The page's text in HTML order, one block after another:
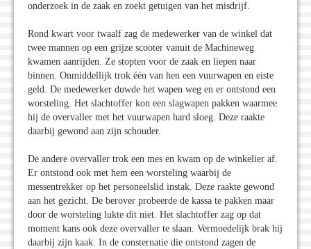
onderzoek in de zaak en zoekt getuigen van het misdrijf.
Rond kwart voor twaalf zag de medewerker van de winkel dat
twee mannen op een grijze scooter vanuit de Machineweg
kwamen aanrijden. Ze stopten voor de zaak en liepen naar
binnen. Onmiddellijk trok één van hen een vuurwapen en eiste
geld. De medewerker duwde het wapen weg en er ontstond een
worsteling. Het slachtoffer kon een slagwapen pakken waarmee
hij de overvaller met het vuurwapen hard sloeg. Deze raakte
daarbij gewond aan zijn schouder.
De andere overvaller trok een mes en kwam op de winkelier af.
Er ontstond ook met hem een worsteling waarbij de
messentrekker op het personeelslid instak. Deze raakte gewond
aan het gezicht. De berover probeerde de kassa te pakken maar
door de worsteling lukte dit niet. Het slachtoffer zag op dat
moment kans ook deze overvaller te slaan. Vermoedelijk brak hij
daarbij zijn kaak. In de consternatie die ontstond zagen de